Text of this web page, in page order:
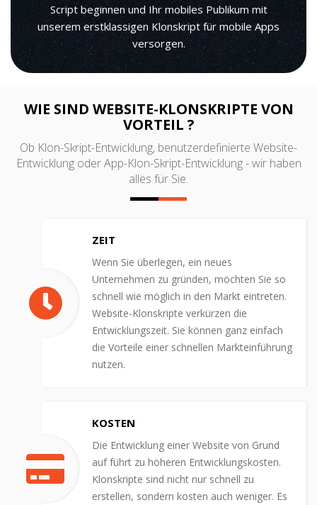
Script beginnen und Ihr mobiles Publikum mit
unserem erstklassigen Klonskript für mobile Apps
versorgen.
WIE SIND WEBSITE-KLONSKRIPTE VON
VORTEIL ?
Ob Klon-Skript-Entwicklung, benutzerdefinierte Website-
Entwicklung oder App-Klon-Skript-Entwicklung - wir haben
alles für Sie.
ZEIT
Wenn Sie überlegen, ein neues
Unternehmen zu gründen, möchten Sie so
schnell wie möglich in den Markt eintreten.
Website-Klonskripte verkürzen die
Entwicklungszeit. Sie können ganz einfach
die Vorteile einer schnellen Markteinführung
nutzen.
KOSTEN
Die Entwicklung einer Website von Grund
auf führt zu höheren Entwicklungskosten.
Klonskripte sind nicht nur schnell zu
erstellen, sondern kosten auch weniger. Es